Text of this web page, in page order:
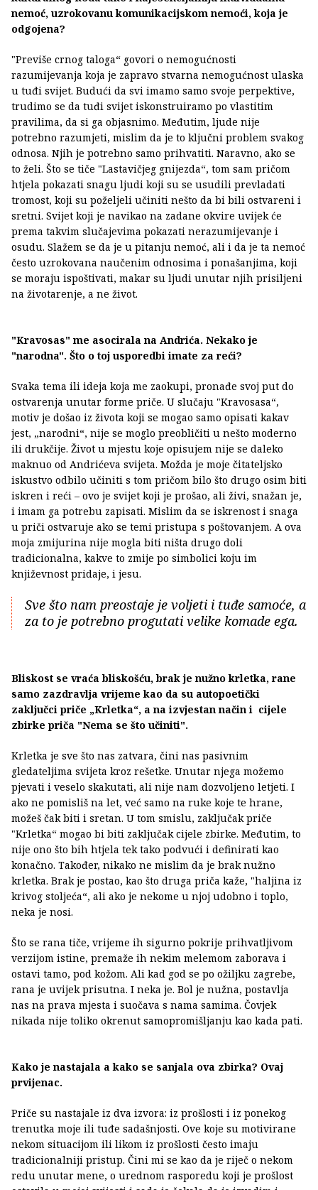
nemoć, uzrokovanu komunikacijskom nemoći, koja je
odgojena?
"Previše crnog taloga“ govori o nemogućnosti
razumijevanja koja je zapravo stvarna nemogućnost ulaska
u tuđi svijet. Budući da svi imamo samo svoje perpektive,
trudimo se da tuđi svijet iskonstruiramo po vlastitim
pravilima, da si ga objasnimo. Međutim, ljude nije
potrebno razumjeti, mislim da je to ključni problem svakog
odnosa. Njih je potrebno samo prihvatiti. Naravno, ako se
to želi. Što se tiče "Lastavičjeg gnijezda“, tom sam pričom
htjela pokazati snagu ljudi koji su se usudili prevladati
tromost, koji su poželjeli učiniti nešto da bi bili ostvareni i
sretni. Svijet koji je navikao na zadane okvire uvijek će
prema takvim slučajevima pokazati nerazumijevanje i
osudu. Slažem se da je u pitanju nemoć, ali i da je ta nemoć
često uzrokovana naučenim odnosima i ponašanjima, koji
se moraju ispoštivati, makar su ljudi unutar njih prisiljeni
na životarenje, a ne život.
"Kravosas" me asocirala na Andrića. Nekako je
"narodna". Što o toj usporedbi imate za reći?
Svaka tema ili ideja koja me zaokupi, pronađe svoj put do
ostvarenja unutar forme priče. U slučaju "Kravosasa“,
motiv je došao iz života koji se mogao samo opisati kakav
jest, „narodni“, nije se moglo preobličiti u nešto moderno
ili drukčije. Život u mjestu koje opisujem nije se daleko
maknuo od Andrićeva svijeta. Možda je moje čitateljsko
iskustvo odbilo učiniti s tom pričom bilo što drugo osim biti
iskren i reći – ovo je svijet koji je prošao, ali živi, snažan je,
i imam ga potrebu zapisati. Mislim da se iskrenost i snaga
u priči ostvaruje ako se temi pristupa s poštovanjem. A ova
moja zmijurina nije mogla biti ništa drugo doli
tradicionalna, kakve to zmije po simbolici koju im
književnost pridaje, i jesu.
Sve što nam preostaje je voljeti i tuđe samoće, a
za to je potrebno progutati velike komade ega.
Bliskost se vraća bliskošću, brak je nužno krletka, rane
samo zazdravlja vrijeme kao da su autopoetički
zaključci priče „Krletka“, a na izvjestan način i cijele
zbirke priča "Nema se što učiniti".
Krletka je sve što nas zatvara, čini nas pasivnim
gledateljima svijeta kroz rešetke. Unutar njega možemo
pjevati i veselo skakutati, ali nije nam dozvoljeno letjeti. I
ako ne pomisliš na let, već samo na ruke koje te hrane,
možeš čak biti i sretan. U tom smislu, zaključak priče
"Krletka“ mogao bi biti zaključak cijele zbirke. Međutim, to
nije ono što bih htjela tek tako podvući i definirati kao
konačno. Također, nikako ne mislim da je brak nužno
krletka. Brak je postao, kao što druga priča kaže, "haljina iz
krivog stoljeća“, ali ako je nekome u njoj udobno i toplo,
neka je nosi.
Što se rana tiče, vrijeme ih sigurno pokrije prihvatljivom
verzijom istine, premaže ih nekim melemom zaborava i
ostavi tamo, pod kožom. Ali kad god se po ožiljku zagrebe,
rana je uvijek prisutna. I neka je. Bol je nužna, postavlja
nas na prava mjesta i suočava s nama samima. Čovjek
nikada nije toliko okrenut samopromišljanju kao kada pati.
Kako je nastajala a kako se sanjala ova zbirka? Ovaj
prvijenac.
Priče su nastajale iz dva izvora: iz prošlosti i iz ponekog
trenutka moje ili tuđe sadašnjosti. Ove koje su motivirane
nekom situacijom ili likom iz prošlosti često imaju
tradicionalniji pristup. Čini mi se kao da je riječ o nekom
redu unutar mene, o urednom rasporedu koji je prošlost